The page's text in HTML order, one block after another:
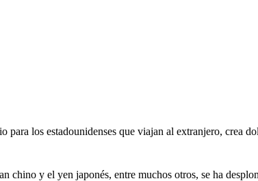
para los estadounidenses que viajan al extranjero, crea
chino y el yen japonés, entre muchos otros, se ha